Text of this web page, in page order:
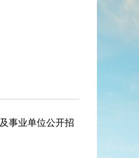
事业单位公开招